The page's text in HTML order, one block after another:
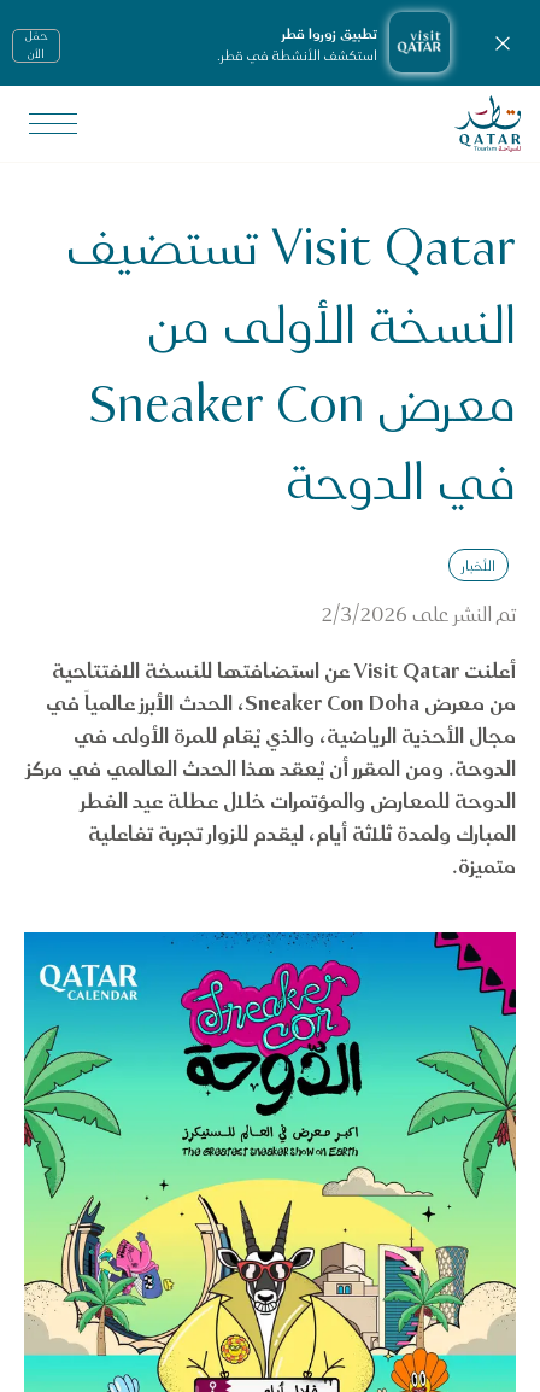
تطبيق زوروا قطر
استكشف الأنشطة في قطر.
حمّل
الأن
إغلاق الإشعارات
الصفحة الرئيسية لموقع VisitQatar
Visit Qatar تستضيف النسخة الأولى من معرض Sneaker Con في الدوحة
Visit Qatar تستضيف
النسخة الأولى من
معرض Sneaker Con
في الدوحة
الأخبار
تم النشر على 2/3/2026
أعلنت Visit Qatar عن استضافتها للنسخة الافتتاحية
من معرض Sneaker Con Doha، الحدث الأبرز عالمياً في
مجال الأحذية الرياضية، والذي يُقام للمرة الأولى في
الدوحة. ومن المقرر أن يُعقد هذا الحدث العالمي في مركز
الدوحة للمعارض والمؤتمرات خلال عطلة عيد الفطر
المبارك ولمدة ثلاثة أيام، ليقدم للزوار تجربة تفاعلية
متميزة.